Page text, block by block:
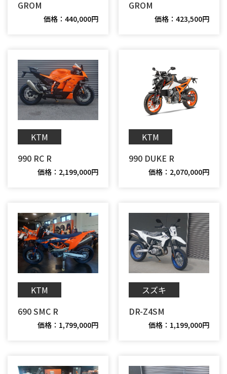
GROM
価格：440,000円
GROM
価格：423,500円
KTM
990 RC R
価格：2,199,000円
KTM
990 DUKE R
価格：2,070,000円
KTM
690 SMC R
価格：1,799,000円
スズキ
DR-Z4SM
価格：1,199,000円